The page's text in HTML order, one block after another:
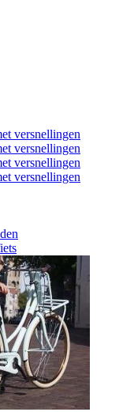
versnellingen
versnellingen
versnellingen
versnellingen